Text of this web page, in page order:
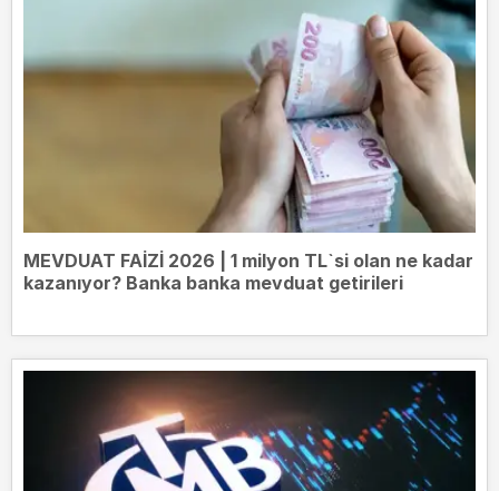
MEVDUAT FAİZİ 2026 | 1 milyon TL`si olan ne kadar
kazanıyor? Banka banka mevduat getirileri